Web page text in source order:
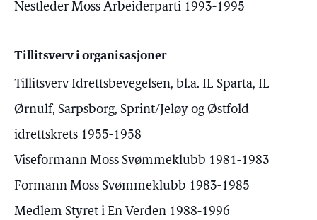
Nestleder Moss Arbeiderparti 1993-1995
Tillitsverv i organisasjoner
Tillitsverv Idrettsbevegelsen, bl.a. IL Sparta, IL
Ørnulf, Sarpsborg, Sprint/Jeløy og Østfold
idrettskrets 1955-1958
Viseformann Moss Svømmeklubb 1981-1983
Formann Moss Svømmeklubb 1983-1985
Medlem Styret i En Verden 1988-1996